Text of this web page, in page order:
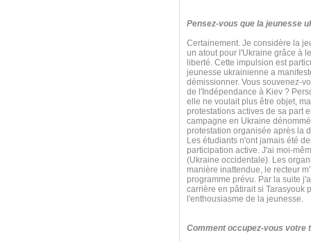
Pensez-vous que la jeunesse
Certainement. Je considère la
un atout pour l'Ukraine grâce à
liberté. Cette impulsion est
jeunesse ukrainienne a
démissionner. Vous souvenez-
de l'Indépendance à Kiev ?
elle ne voulait plus être objet,
protestations actives de sa part
campagne en Ukraine
protestation organisée après la
Les étudiants n'ont jamais été
participation active. J'ai moi-
(Ukraine occidentale). Les
manière inattendue, le recteur
programme prévu. Par la suite
carrière en pâtirait si Tarasyouk
l'enthousiasme de la jeunesse.
Comment occupez-vous votre